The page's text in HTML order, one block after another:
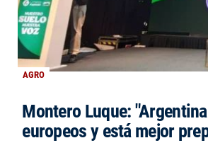
AGRO
Montero Luque:
europeos y está mejor